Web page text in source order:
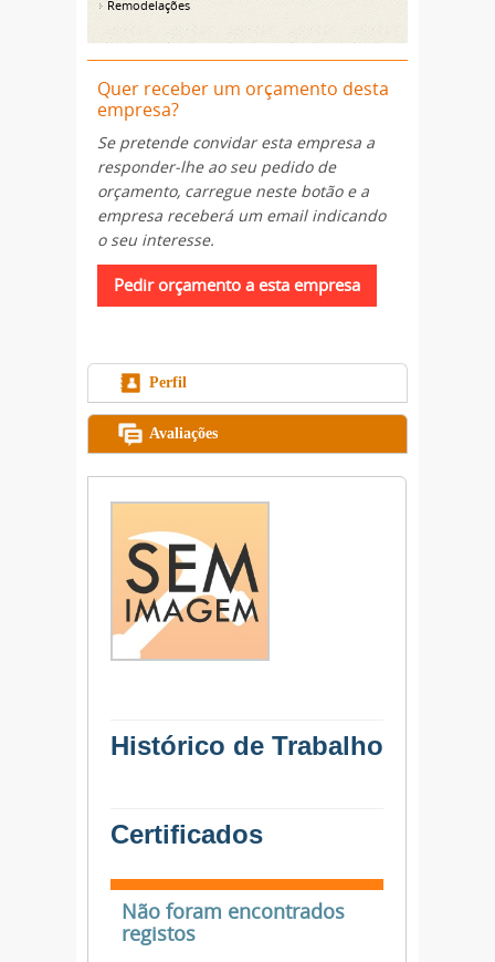
Remodelações
Quer receber um orçamento desta
empresa?
Se pretende convidar esta empresa a
responder-lhe ao seu pedido de
orçamento, carregue neste botão e a
empresa receberá um email indicando
o seu interesse.
Perfil
Avaliações
Histórico de Trabalho
Certificados
Não foram encontrados
registos